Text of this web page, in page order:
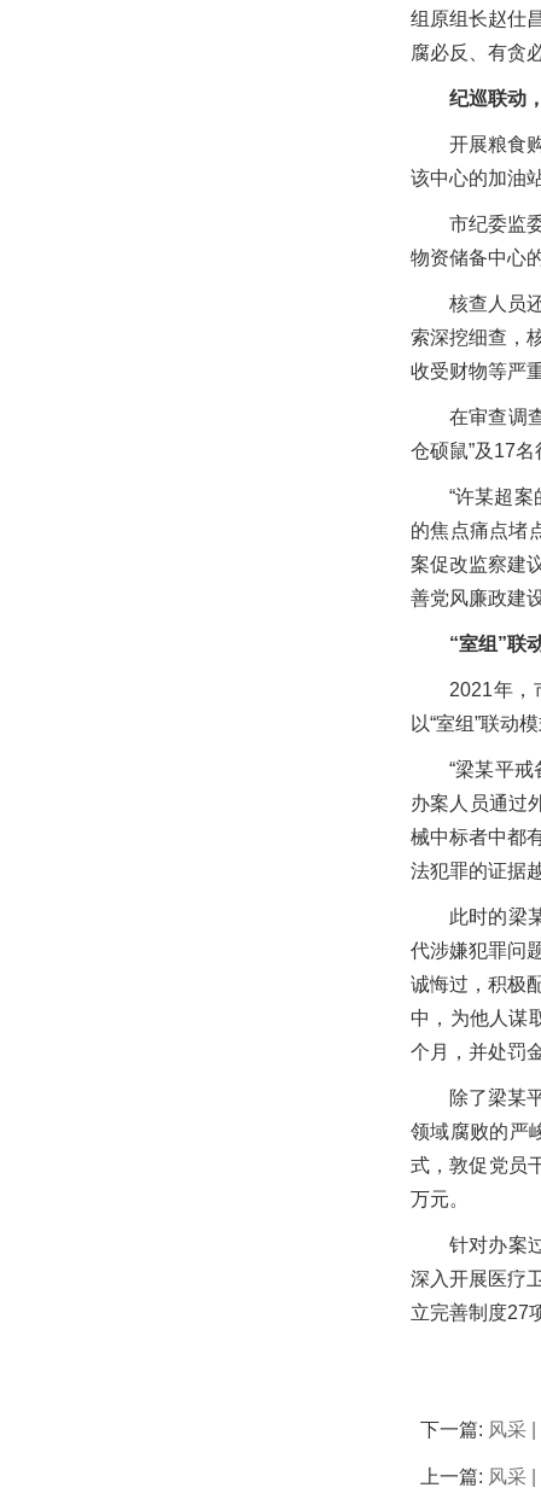
组原组长赵仕
腐必反、有贪
纪巡联动
开展粮食
该中心的加油
市纪委监
物资储备中心
核查人员
索深挖细查，
收受财物等严
在审查调
仓硕鼠”及17
“许某超
的焦点痛点堵
案促改监察建
善党风廉政建
“室组”联
2021年，
以“室组”联动
“梁某平
办案人员通过
械中标者中都
法犯罪的证据
此时的梁
代涉嫌犯罪问
诚悔过，积极
中，为他人谋
个月，并处罚
除了梁某
领域腐败的严
式，敦促党员
万元。
针对办案
深入开展医疗
立完善制度27
下一篇: 风采
上一篇: 风采